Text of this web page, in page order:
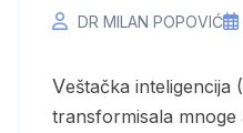
DR MILAN POPOVIĆ
Veštačka inteligencija (AI) je već
transformisala mnoge